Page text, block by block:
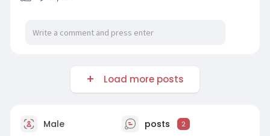
Load more posts
Male posts 2